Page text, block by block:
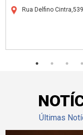
Rua Delfino
Últimas